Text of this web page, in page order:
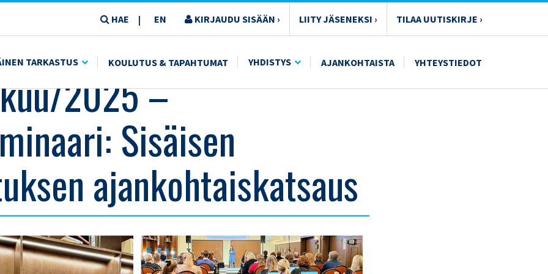
HAE | EN KIRJAUDU SISÄÄN › LIITY JÄSENEKSI › TILAA UUTISKIRJE ›
TARKASTUS KOULUTUS & TAPAHTUMAT YHDISTYS AJANKOHTAISTA YHTEYSTIEDOT
TARKASTUKSEN AJANKOHTAISKATSAUS
2025 –
Sisäisen
ajankohtaiskatsaus